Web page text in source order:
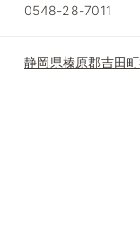
0548-28-7011
静岡県榛原郡吉田